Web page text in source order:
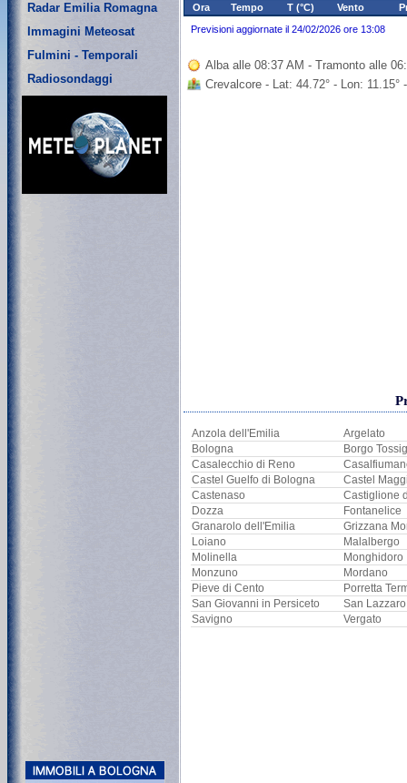
Radar Emilia Romagna
Immagini Meteosat
Fulmini - Temporali
Radiosondaggi
Ora
Tempo T (°C) Vento
Previsioni aggiornate il 24/02/2026 ore 13:08
Alba alle 08:37 AM - Tramonto alle
Crevalcore - Lat: 44.72° - Lon:
Anzola dell'Emilia
Argelato
Bologna
Borgo
Casalecchio di Reno
Castel Guelfo di Bologna
Castel
Castenaso
Castiglione
Dozza
Fontanelice
Granarolo dell'Emilia
Grizzana
Loiano
Malalbergo
Molinella
Monghidoro
Monzuno
Mordano
Pieve di Cento
Porretta
San Giovanni in Persiceto
San
Savigno
Vergato